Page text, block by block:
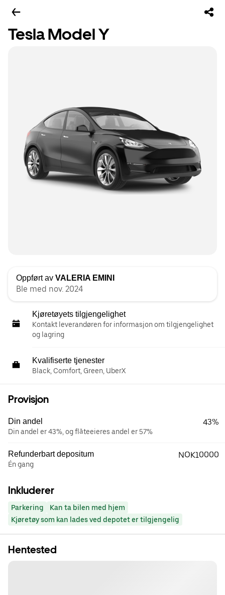
Tesla Model Y
Oppført av VALERIA EMINI
Ble med nov. 2024
Kjøretøyets tilgjengelighet
Kontakt leverandøren for informasjon om tilgjengelighet
og lagring
Kvalifiserte tjenester
Black, Comfort, Green, UberX
Provisjon
Din andel
Din andel er 43%, og flåteeieres andel er 57%
43%
Refunderbart depositum
Én gang
NOK10000
Inkluderer
Parkering
Kan ta bilen med hjem
Kjøretøy som kan lades ved depotet er tilgjengelig
Hentested